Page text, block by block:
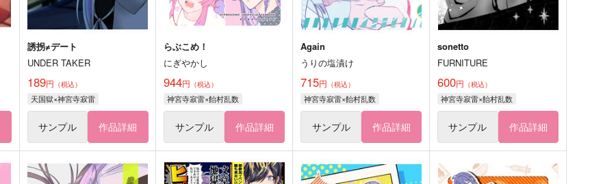
誘拐≠デート
UNDER TAKER
189円 （税込）
天国獄×神宮寺寂雷
サンプル 作品詳細
らぶこめ！
にぎやかし
944円 （税込）
神宮寺寂雷×飴村乱数
サンプル 作品詳細
Again
うりの塩漬け
715円 （税込）
神宮寺寂雷×飴村乱数
サンプル 作品詳細
sonetto
FURNITURE
600円 （税込）
神宮寺寂雷×飴村乱数
サンプル 作品詳細